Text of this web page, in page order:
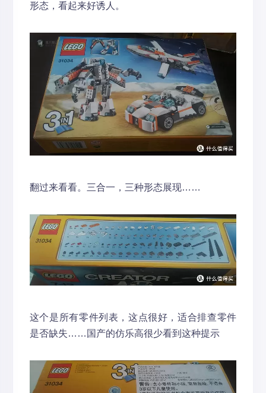
形态，看起来好诱人。
翻过来看看。三合一，三种形态展现……
这个是所有零件列表，这点很好，适合排查零件
是否缺失……国产的仿乐高很少看到这种提示